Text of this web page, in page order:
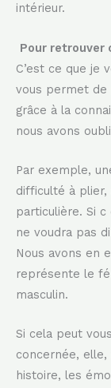
intérieur.
Pour retrouver
C’est ce que je
vous permet
grâce à la
nous avons
Par exemple,
difficulté à
particulière. Si
ne voudra pas
Nous avons en
représente le
masculin.
Si cela peut
concernée,
histoire, les